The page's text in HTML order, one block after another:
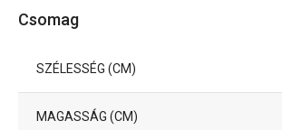
Csomag
SZÉLESSÉG (CM)
MAGASSÁG (CM)